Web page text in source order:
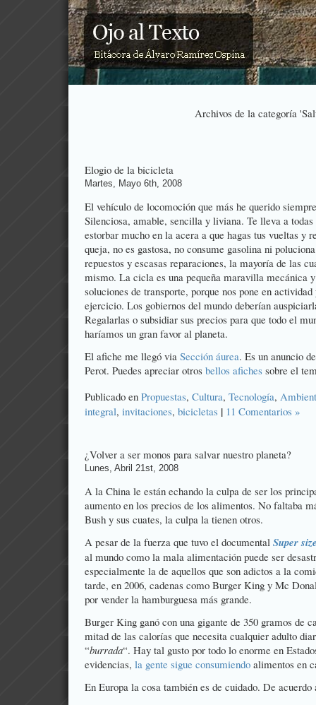
Archivos de la categoría
Elogio de la bicicleta
Martes, Mayo 6th, 2008
El vehículo de locomoción que más he querido
Silenciosa, amable, sencilla y liviana. Te lleva a todas
estorbar mucho en la acera a que hagas tus vueltas y
queja, no es gastosa, no consume gasolina ni
repuestos y escasas reparaciones, la mayoría de las
mismo. La cicla es una pequeña maravilla mecánica
soluciones de transporte, porque nos pone en
ejercicio. Los gobiernos del mundo deberían
Regalarlas o subsidiar sus precios para que todo el
haríamos un gran favor al planeta.
El afiche me llegó via Sección áurea. Es un anuncio
Perot. Puedes apreciar otros bellos afiches sobre el
Publicado en Propuestas, Cultura, Tecnología,
integral, invitaciones, bicicletas | 11 Comentarios »
¿Volver a ser monos para salvar nuestro planeta?
Lunes, Abril 21st, 2008
A la China le están echando la culpa de ser los
aumento en los precios de los alimentos. No faltaba
Bush y sus cuates, la culpa la tienen otros.
A pesar de la fuerza que tuvo el documental Super
al mundo como la mala alimentación puede ser
especialmente la de aquellos que son adictos a la
tarde, en 2006, cadenas como Burger King y Mc
por vender la hamburguesa más grande.
Burger King ganó con una gigante de 350 gramos de
mitad de las calorías que necesita cualquier adulto
“burrada“. Hay tal gusto por todo lo enorme en
evidencias, la gente sigue consumiendo alimentos en
En Europa la cosa también es de cuidado. De